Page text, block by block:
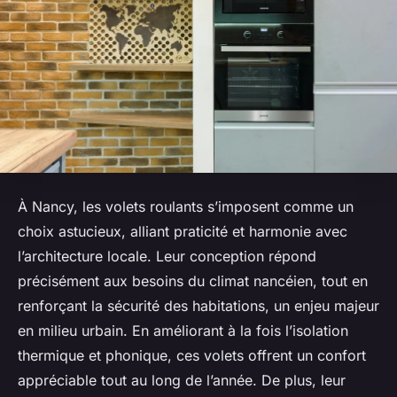
À Nancy, les volets roulants s’imposent comme un
choix astucieux, alliant praticité et harmonie avec
l’architecture locale. Leur conception répond
précisément aux besoins du climat nancéien, tout en
renforçant la sécurité des habitations, un enjeu majeur
en milieu urbain. En améliorant à la fois l’isolation
thermique et phonique, ces volets offrent un confort
appréciable tout au long de l’année. De plus, leur